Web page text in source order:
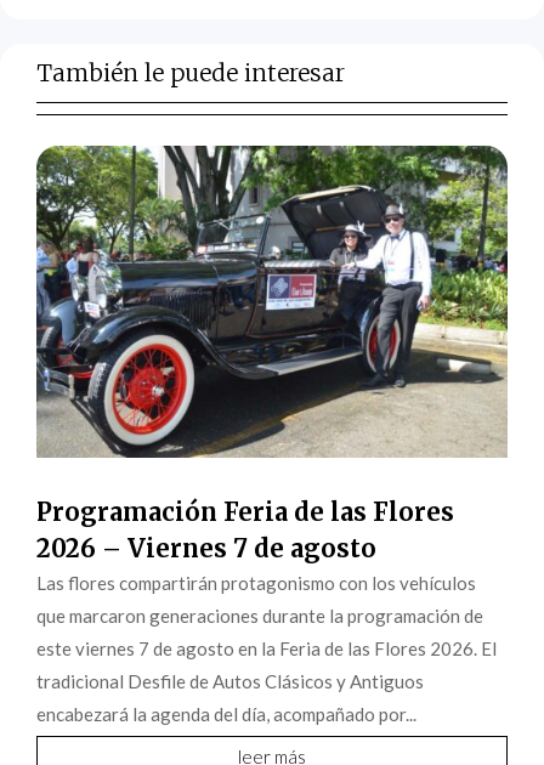
También le puede interesar
Programación Feria de las Flores
2026 – Viernes 7 de agosto
Las flores compartirán protagonismo con los vehículos
que marcaron generaciones durante la programación de
este viernes 7 de agosto en la Feria de las Flores 2026. El
tradicional Desfile de Autos Clásicos y Antiguos
encabezará la agenda del día, acompañado por...
leer más